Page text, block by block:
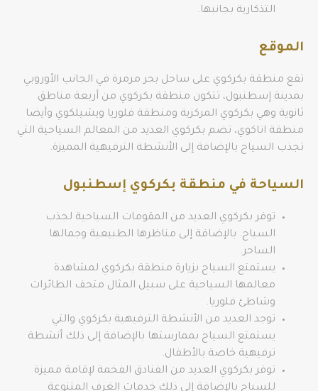
التذكارية بجانبها.
الموقع
تقع منطقة بكركوي على ساحل بحر مرمرة في الجانب الأوروبي
بمدينة إسطنبول، تتكون منطقة بكركوي من أربعة مناطق
ثانوية وهي بكركوي المركزية ومنطقة فلوريا ويشيلكوي وأيضا
منطقة اتاكوي، تضم بكركوي العديد من المعالم السياحية التي
تجذب السياح بالإضافة إلى الأنشطة الترفيهية المميزة.
السياحة في منطقة بكركوي إسطنبول
توفر بكركوي العديد من المقومات السياحية لجذب
السياح. بالإضافة إلى مناظرها الطبيعية وجمالها
الساحر.
يستمتع السياح بزيارة منطقة بكركوي لمشاهدة
معالمها السياحية على سبيل المثال متحف الطائرات
وشاطئ فلوريا.
توجد العديد من الأنشطة الترفيهية بكركوي والتي
يستمتع السياح بممارستها بالإضافة إلى ذلك أنشطة
ترفيهية خاصة بالأطفال.
توفر بكركوي العديد من الفنادق الفخمة لإقامة مميزة
للسياح بالإضافة إلى ذلك خدمات الغرف المتنوعة